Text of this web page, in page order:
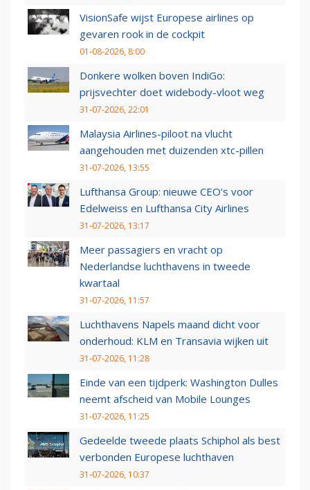
VisionSafe wijst Europese airlines op
gevaren rook in de cockpit
01-08-2026, 8:00
Donkere wolken boven IndiGo:
prijsvechter doet widebody-vloot weg
31-07-2026, 22:01
Malaysia Airlines-piloot na vlucht
aangehouden met duizenden xtc-pillen
31-07-2026, 13:55
Lufthansa Group: nieuwe CEO’s voor
Edelweiss en Lufthansa City Airlines
31-07-2026, 13:17
Meer passagiers en vracht op
Nederlandse luchthavens in tweede
kwartaal
31-07-2026, 11:57
Luchthavens Napels maand dicht voor
onderhoud: KLM en Transavia wijken uit
31-07-2026, 11:28
Einde van een tijdperk: Washington Dulles
neemt afscheid van Mobile Lounges
31-07-2026, 11:25
Gedeelde tweede plaats Schiphol als best
verbonden Europese luchthaven
31-07-2026, 10:37